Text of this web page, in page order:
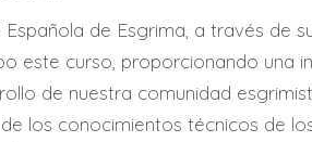
Española de Esgrima, a través de
este curso, proporcionando una
de nuestra comunidad
los conocimientos técnicos de